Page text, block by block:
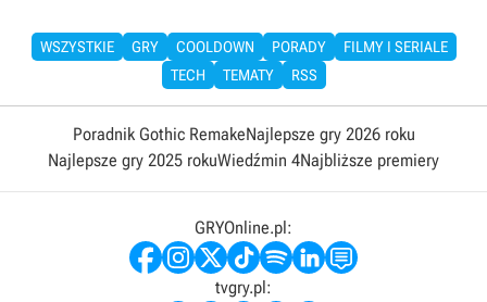
WSZYSTKIE GRY COOLDOWN PORADY
FILMY I SERIALE
TECH
TEMATY RSS
Poradnik Gothic RemakeNajlepsze gry 2026 roku
Najlepsze gry 2025 rokuWiedźmin 4Najbliższe premiery
GRYOnline.pl:
tvgry.pl: